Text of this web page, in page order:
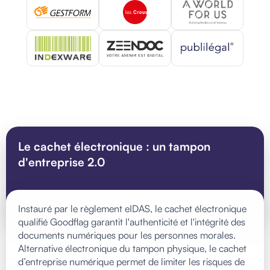
Le cachet électronique : un tampon
d'entreprise 2.0
Instauré par le règlement eIDAS, le cachet électronique
qualifié Goodflag garantit l'authenticité et l'intégrité des
documents numériques pour les personnes morales.
Alternative électronique du tampon physique, le cachet
d’entreprise numérique permet de limiter les risques de